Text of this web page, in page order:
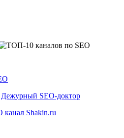
Дежурный SEO-доктор
канал Shakin.ru